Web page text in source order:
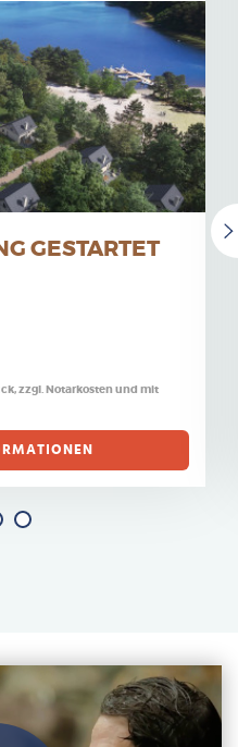
GESTARTET
zzgl. Notarkosten und mit